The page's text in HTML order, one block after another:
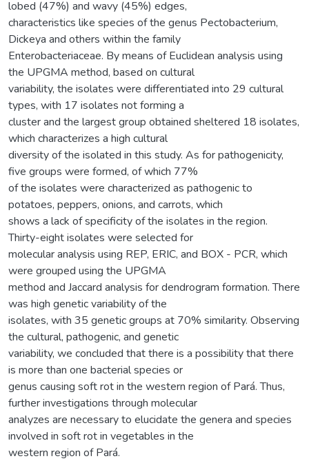
lobed (47%) and wavy (45%) edges,
characteristics like species of the genus Pectobacterium,
Dickeya and others within the family
Enterobacteriaceae. By means of Euclidean analysis using
the UPGMA method, based on cultural
variability, the isolates were differentiated into 29 cultural
types, with 17 isolates not forming a
cluster and the largest group obtained sheltered 18 isolates,
which characterizes a high cultural
diversity of the isolated in this study. As for pathogenicity,
five groups were formed, of which 77%
of the isolates were characterized as pathogenic to
potatoes, peppers, onions, and carrots, which
shows a lack of specificity of the isolates in the region.
Thirty-eight isolates were selected for
molecular analysis using REP, ERIC, and BOX - PCR, which
were grouped using the UPGMA
method and Jaccard analysis for dendrogram formation. There
was high genetic variability of the
isolates, with 35 genetic groups at 70% similarity. Observing
the cultural, pathogenic, and genetic
variability, we concluded that there is a possibility that there
is more than one bacterial species or
genus causing soft rot in the western region of Pará. Thus,
further investigations through molecular
analyzes are necessary to elucidate the genera and species
involved in soft rot in vegetables in the
western region of Pará.